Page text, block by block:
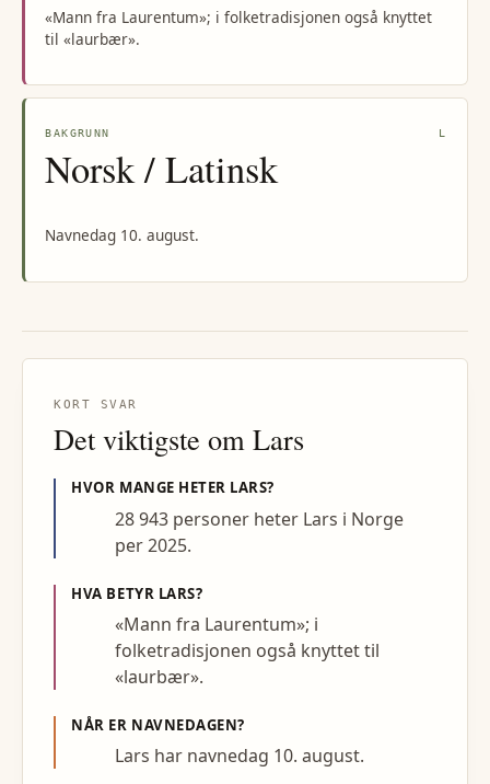
«Mann fra Laurentum»; i folketradisjonen også knyttet
til «laurbær».
BAKGRUNN L
Norsk / Latinsk
Navnedag 10. august.
KORT SVAR
Det viktigste om Lars
HVOR MANGE HETER LARS?
28 943 personer heter Lars i Norge
per 2025.
HVA BETYR LARS?
«Mann fra Laurentum»; i
folketradisjonen også knyttet til
«laurbær».
NÅR ER NAVNEDAGEN?
Lars har navnedag 10. august.